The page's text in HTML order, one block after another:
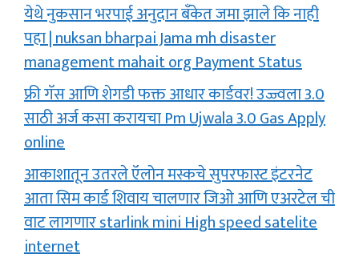
येथे नुकसान भरपाई अनुदान बँकेत जमा झाले कि नाही
पहा | nuksan bharpai Jama mh disaster
management mahait org Payment Status
फ्री गॅस आणि शेगडी फक्त आधार कार्डवर! उज्ज्वला 3.0
साठी अर्ज कसा करायचा Pm Ujwala 3.0 Gas Apply
online
आकाशातून उतरले ऍलोन मस्कचे सुपरफास्ट इंटरनेट
आता सिम कार्ड शिवाय चालणार जिओ आणि एअरटेल ची
वाट लागणार starlink mini High speed satelite
internet